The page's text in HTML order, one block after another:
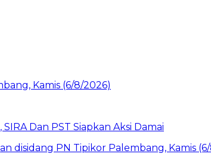
Dan PST Siapkan Aksi Damai